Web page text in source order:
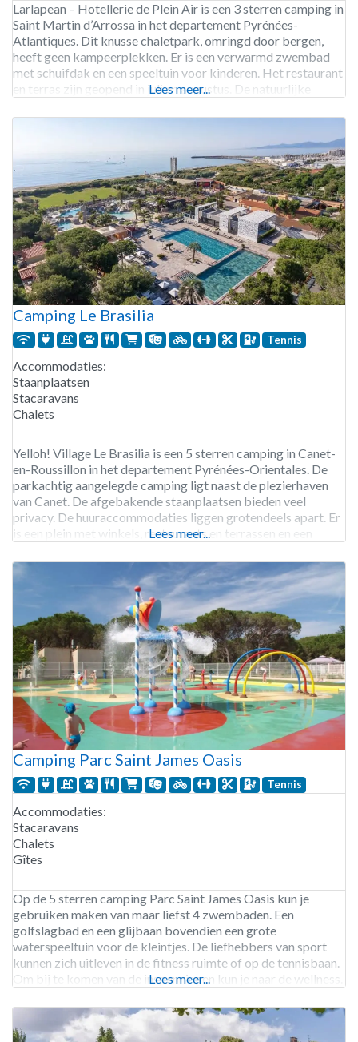
Larlapean – Hotellerie de Plein Air is een 3 sterren camping in
Saint Martin d’Arrossa in het departement Pyrénées-
Atlantiques. Dit knusse chaletpark, omringd door bergen,
heeft geen kampeerplekken. Er is een verwarmd zwembad
met schuifdak en een speeltuin voor kinderen. Het restaurant
en terras zijn geopend in juli en augustus. De natuurlijke
Lees meer...
Camping Le Brasilia
Tennis
Accommodaties:
Staanplaatsen
Stacaravans
Chalets
Yelloh! Village Le Brasilia is een 5 sterren camping in Canet-
en-Roussillon in het departement Pyrénées-Orientales. De
parkachtig aangelegde camping ligt naast de plezierhaven
van Canet. De afgebakende staanplaatsen bieden veel
privacy. De huuraccommodaties liggen grotendeels apart. Er
is een plein met winkels, restaurants en terrassen en een
discotheek is gratis. Bij de
Lees meer...
Camping Parc Saint James Oasis
Tennis
Accommodaties:
Stacaravans
Chalets
Gîtes
Op de 5 sterren camping Parc Saint James Oasis kun je
gebruiken maken van maar liefst 4 zwembaden. Een
golfslagbad en een glijbaan bovendien een grote
waterspeeltuin voor de kleintjes. De liefhebbers van sport
kunnen zich uitleven in de fitness ruimte of op de tennisbaan.
Om bij te komen van de inspanningen kun je naar de wellness.
Lees meer...